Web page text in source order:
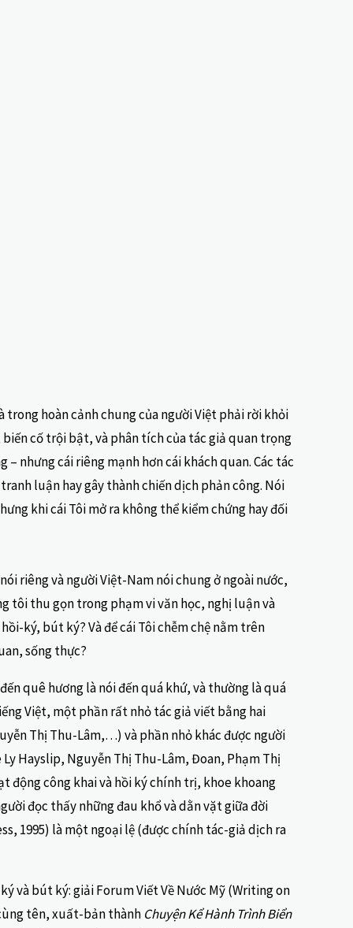
hoàn cảnh chung của người Việt phải rời khỏi
cố trội bật, và phân tích của tác giả quan trọng
nhưng cái riêng mạnh hơn cái khách quan. Các tác
luận hay gây thành chiến dịch phản công. Nói
khi cái Tôi mở ra không thể kiểm chứng hay đối
riêng và người Việt-Nam nói chung ở ngoài nước,
tôi thu gọn trong phạm vi văn học, nghị luận và
ký, bút ký? Và để cái Tôi chễm chệ nằm trên
sống thực?
quê hương là nói đến quá khứ, và thường là quá
Việt, một phần rất nhỏ tác giả viết bằng hai
Thị Thu-Lâm,…) và phần nhỏ khác được người
Hayslip, Nguyễn Thị Thu-Lâm, Đoan, Phạm Thị
động công khai và hồi ký chính trị, khoe khoang
đọc thấy những đau khổ và dằn vặt giữa đời
1995) là một ngoại lệ (được chính tác-giả dịch ra
và bút ký: giải Forum Viết Về Nước Mỹ (Writing on
tên, xuất-bản thành Chuyện Kể Hành Trình Biển